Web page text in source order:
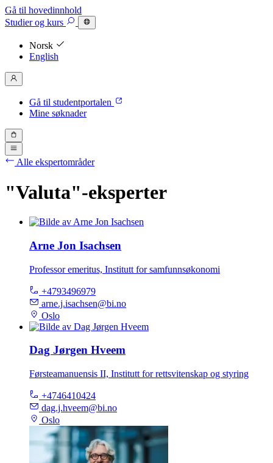
Gå til hovedinnhold
Studierog kurs
Norsk
English
Gå til studentportalen
Mine søknader
Alle ekspertområder
"Valuta"-eksperter
Arne Jon Isachsen
Professor emeritus, Institutt for samfunnsøkonomi
+4793496979
arne.j.isachsen@bi.no
Oslo
Dag Jørgen Hveem
Førsteamanuensis II, Institutt for rettsvitenskap og styring
+4746410424
dag.j.hveem@bi.no
Oslo